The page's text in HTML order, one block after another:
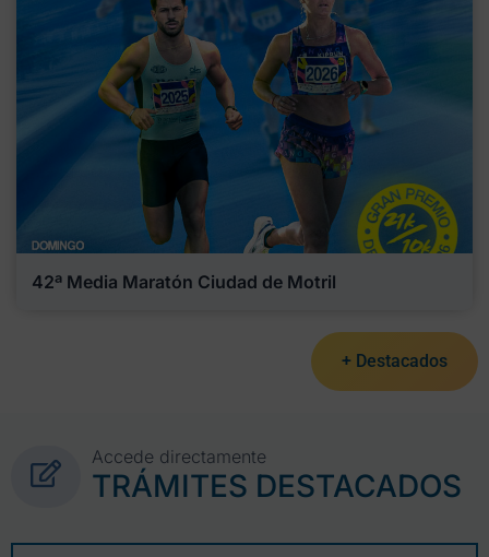
42ª Media Maratón Ciudad de Motril
+ Destacados
Accede directamente
TRÁMITES DESTACADOS